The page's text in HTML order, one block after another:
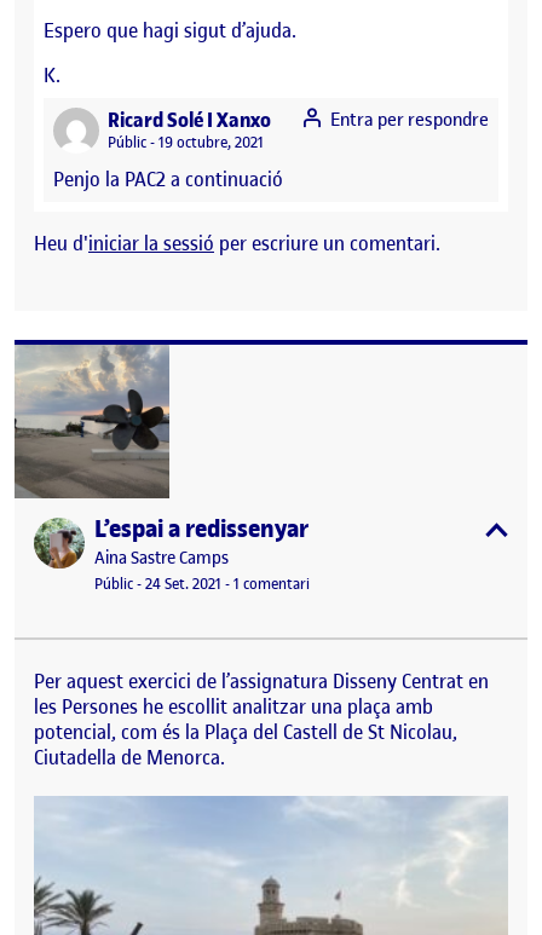
Espero que hagi sigut d’ajuda.
K.
Ricard Solé I Xanxosays:
Visibilitat:
Públic 19 octubre, 2021
Penjo la PAC2 a continuació
Entra per respondre
Heu d'iniciar la sessió per escriure un comentari.
Publicat perL’espai a redissenyar
Publicat per
Aina Sastre Camps
Visibilitat:
Públic-Data de publicació
24 Set. 2021 -1 comentaria L’espai a redissenyar
Per aquest exercici de l’assignatura Disseny Centrat en
les Persones he escollit analitzar una plaça amb
potencial, com és la Plaça del Castell de St Nicolau,
Ciutadella de Menorca.